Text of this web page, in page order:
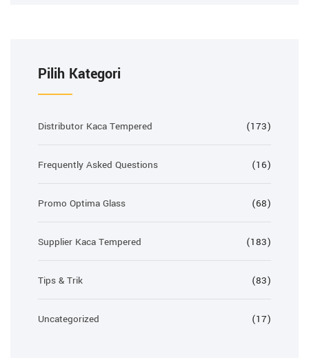
Pilih Kategori
Distributor Kaca Tempered (173)
Frequently Asked Questions (16)
Promo Optima Glass (68)
Supplier Kaca Tempered (183)
Tips & Trik (83)
Uncategorized (17)